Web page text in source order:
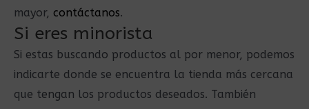
mayor, contáctanos.
Si eres minorista
Si estas buscando productos al por menor, podemos
indicarte donde se encuentra la tienda más cercana
que tengan los productos deseados. También